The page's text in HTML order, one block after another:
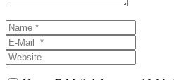
Name
*E-
Mail
*
Website